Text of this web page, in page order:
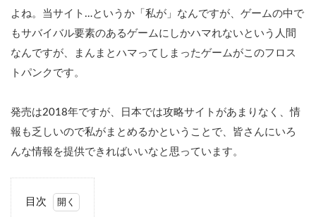
よね。当サイト…というか「私が」なんですが、ゲームの中で
もサバイバル要素のあるゲームにしかハマれないという人間
なんですが、まんまとハマってしまったゲームがこのフロス
トパンクです。
発売は2018年ですが、日本では攻略サイトがあまりなく、情
報も乏しいので私がまとめるかということで、皆さんにいろ
んな情報を提供できればいいなと思っています。
目次